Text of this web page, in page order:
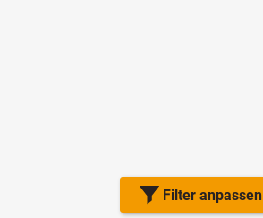
Filter anpassen